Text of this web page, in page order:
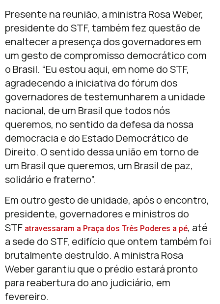
Presente na reunião, a ministra Rosa Weber,
presidente do STF, também fez questão de
enaltecer a presença dos governadores em
um gesto de compromisso democrático com
o Brasil. “Eu estou aqui, em nome do STF,
agradecendo a iniciativa do fórum dos
governadores de testemunharem a unidade
nacional, de um Brasil que todos nós
queremos, no sentido da defesa da nossa
democracia e do Estado Democrático de
Direito. O sentido dessa união em torno de
um Brasil que queremos, um Brasil de paz,
solidário e fraterno”.
Em outro gesto de unidade, após o encontro,
presidente, governadores e ministros do
STF atravessaram a Praça dos Três Poderes a pé, até
a sede do STF, edifício que ontem também foi
brutalmente destruído. A ministra Rosa
Weber garantiu que o prédio estará pronto
para reabertura do ano judiciário, em
fevereiro.